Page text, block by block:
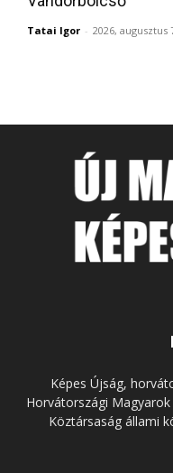
Tatai Igor - 2026, augusztus
Képes Újság,
Horvátországi
Köztársaság állami